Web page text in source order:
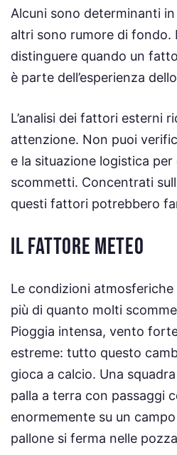
Alcuni sono determinanti
altri sono rumore di fondo.
distinguere quando un
è parte dell’esperienza
L’analisi dei fattori esterni
attenzione. Non puoi
e la situazione logistica
scommetti. Concentrati
questi fattori potrebbero
IL FATTORE METEO
Le condizioni
più di quanto molti
Pioggia intensa, vento
estreme: tutto questo
gioca a calcio. Una
palla a terra con passaggi
enormemente su un
pallone si ferma nelle